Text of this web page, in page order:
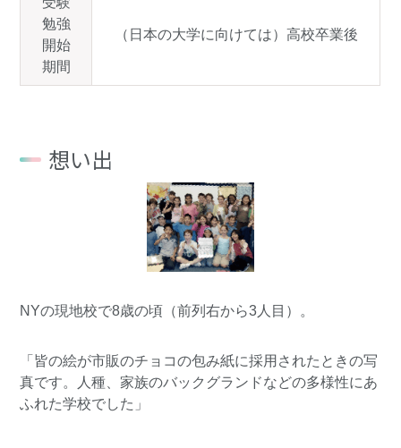
勉強
開始
期間
（日本の大学に向けては）高校卒業後
想い出
NYの現地校で8歳の頃（前列右から3人目）。
「皆の絵が市販のチョコの包み紙に採用されたときの写
真です。人種、家族のバックグランドなどの多様性にあ
ふれた学校でした」